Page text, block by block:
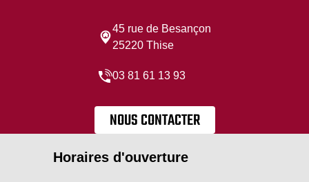
45 rue de Besançon
25220 Thise
03 81 61 13 93
NOUS CONTACTER
Horaires d'ouverture